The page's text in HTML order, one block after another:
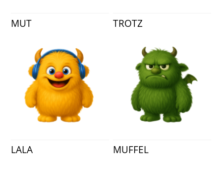
MUT TROTZ
LALA MUFFEL